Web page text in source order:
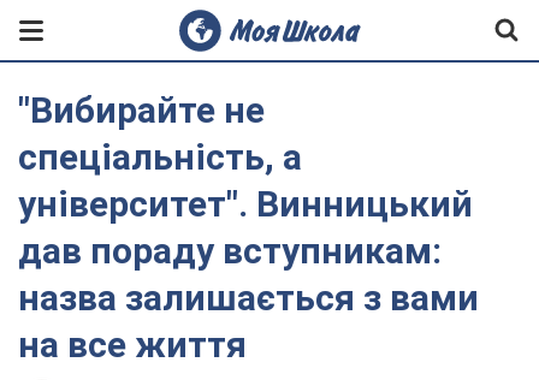
"Вибирайте не
спеціальність, а
університет". Винницький
дав пораду вступникам:
назва залишається з вами
на все життя